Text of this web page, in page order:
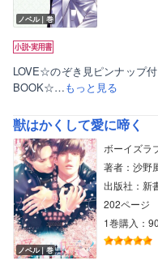
ノベル｜巻
LOVE☆のぞき見ピンナップ
BOOK☆…もっと見る
獣はかくして愛に啼く
ノベル｜巻
ボーイズラ
著者：沙野
出版社：新
202ページ
1巻購入：